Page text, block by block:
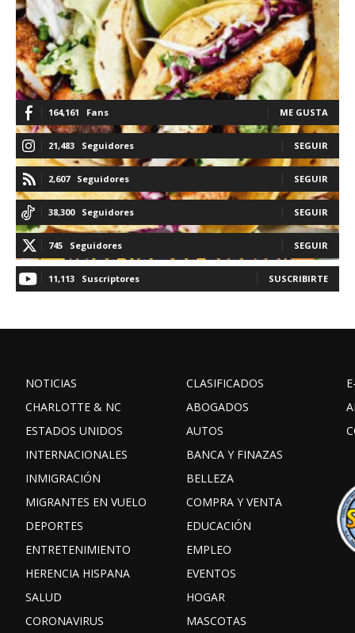
164,161 Fans ME GUSTA
21,483 Seguidores SEGUIR
2,607 Seguidores SEGUIR
38,300 Seguidores SEGUIR
745 Seguidores SEGUIR
11,113 Suscriptores SUSCRIBIRTE
NOTICIAS
CHARLOTTE & NC
ESTADOS UNIDOS
INTERNACIONALES
INMIGRACIÓN
MIGRANTES EN VUELO
DEPORTES
ENTRETENIMIENTO
HERENCIA HISPANA
SALUD
CORONAVIRUS
CLASIFICADOS
ABOGADOS
AUTOS
BANCA Y FINAZAS
BELLEZA
COMPRA Y VENTA
EDUCACIÓN
EMPLEO
EVENTOS
HOGAR
MASCOTAS